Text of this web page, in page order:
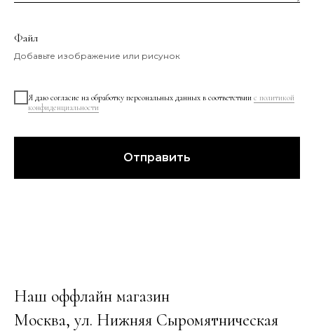
Файл
Добавьте изображение или рисунок
Я даю согласие на обработку персональных данных в соответствии с политикой
конфиденциальности
Отправить
Наш оффлайн магазин
Москва, ул. Нижняя Сыромятническая